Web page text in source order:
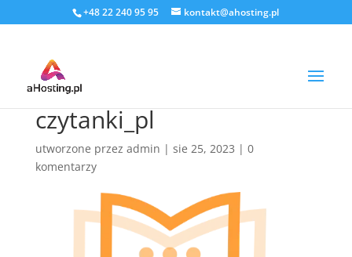
+48 22 240 95 95 kontakt@ahosting.pl
czytanki_pl
utworzone przez admin | sie 25, 2023 | 0
komentarzy